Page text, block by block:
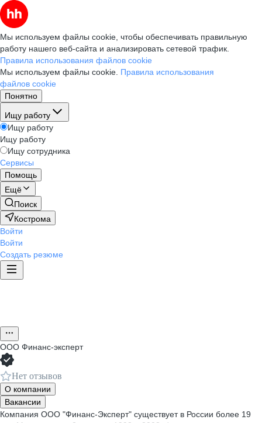
Мы используем файлы cookie, чтобы обеспечивать правильную
работу нашего веб-сайта и анализировать сетевой трафик.
Правила использования файлов cookie
Мы используем файлы cookie. Правила использования
файлов cookie
Понятно
Ищу работу
Ищу работу
Ищу работу
Ищу сотрудника
Сервисы
Помощь
Ещё
Поиск
Кострома
Войти
Войти
Создать резюме
ООО Финанс-эксперт
Нет отзывов
О компании
Вакансии
Компания ООО "Финанс-Эксперт" существует в России более 19